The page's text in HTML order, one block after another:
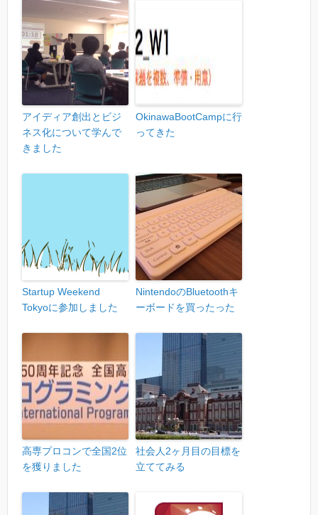
アイディア創出とビジ
ネス化について学んで
きました
OkinawaBootCampに行
ってきた
Startup Weekend
Tokyoに参加しました
NintendoのBluetoothキ
ーボードを買ったった
高専プロコンで全国2位
を獲りました
社会人2ヶ月目の目標を
立ててみる